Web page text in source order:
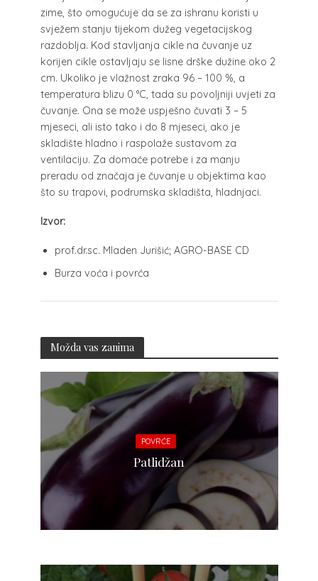
zime, što omogućuje da se za ishranu koristi u
svježem stanju tijekom dužeg vegetacijskog
razdoblja. Kod stavljanja cikle na čuvanje uz
korijen cikle ostavljaju se lisne drške dužine oko 2
cm. Ukoliko je vlažnost zraka 96 – 100 %, a
temperatura blizu 0 °C, tada su povoljniji uvjeti za
čuvanje. Ona se može uspješno čuvati 3 – 5
mjeseci, ali isto tako i do 8 mjeseci, ako je
skladište hladno i raspolaže sustavom za
ventilaciju. Za domaće potrebe i za manju
preradu od značaja je čuvanje u objektima kao
što su trapovi, podrumska skladišta, hladnjaci.
Izvor:
prof.dr.sc. Mladen Jurišić; AGRO-BASE CD
Burza voća i povrća
Možda vas zanima
POVRĆE
Patlidžan